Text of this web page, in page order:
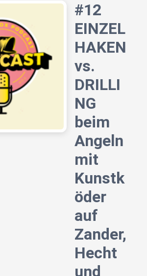
#12
EINZEL
HAKEN
vs.
DRILLI
NG
beim
Angeln
mit
Kunstk
öder
auf
Zander,
Hecht
und